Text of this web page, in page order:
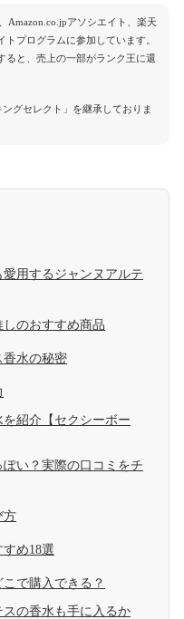
Amazon.co.jpアソシエイト、楽天
プログラムに参加しています。
ると、売上の一部がランク王に還
グセレクト」を継承しておりま
用するジャンヌアルテ
しのおすすめ商品
香水の秘密
紹介【セクシーボー
い？実際の口コミをチ
方
め18選
で購入できる？
の香水も手に入るか